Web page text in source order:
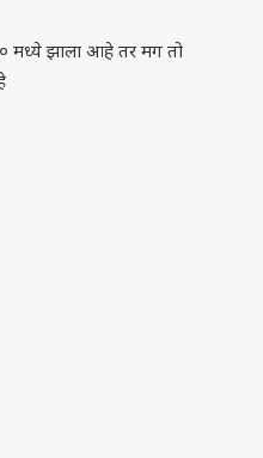
मध्ये झाला आहे तर मग तो